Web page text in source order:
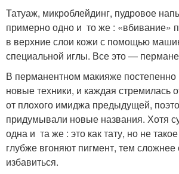
Татуаж, микроблейдинг, пудровое
примерно одно и то же : «вбивание»
в верхние слои кожи с помощью
специальной иглы. Все это —
В перманентном макияже постепенно
новые техники, и каждая стремилась
от плохого имиджа предыдущей,
придумывали новые названия. Хотя
одна и та же : это как тату, но не
глубже вгоняют пигмент, тем сложнее
избавиться.